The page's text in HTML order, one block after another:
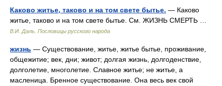
Каково житье, таково и на том свете бытье. — Каково
житье, таково и на том свете бытье. См. ЖИЗНЬ СМЕРТЬ …
В.И. Даль. Пословицы русского народа
жизнь — Существование, житье, житье бытье, проживание,
общежитие; век, дни; живот; долгая жизнь, долгоденствие,
долголетие, многолетие. Славное житье; не житье, а
масленица. Бренное существование. Она весь век свой